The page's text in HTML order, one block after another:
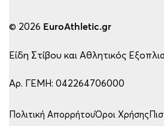
© 2026 EuroAthletic.gr
Είδη Στίβου και Αθλητικός
Αρ. ΓΕΜΗ: 042264706000
Πολιτική ΑπορρήτουΌροι Χρήσης